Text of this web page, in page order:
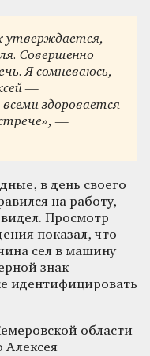
утверждается,
Совершенно
Я сомневаюсь,
—
здоровается
—
в день своего
на работу,
Просмотр
показал, что
сел в машину
знак
идентифицировать
области
Алексея